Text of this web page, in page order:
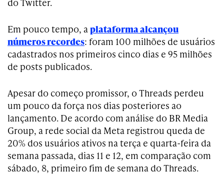
Em pouco tempo, aplataforma alcançou
números recordes: foram 100 milhões de usuários
cadastrados nos primeiros cinco dias e 95 milhões
de posts publicados.
Apesar do começo promissor, o Threads perdeu
um pouco da força nos dias posteriores ao
lançamento. De acordo com análise do BR Media
Group, a rede social da Meta registrou queda de
20% dos usuários ativos na terça e quarta-feira da
semana passada, dias 11 e 12, em comparação com
sábado, 8, primeiro fim de semana do Threads.